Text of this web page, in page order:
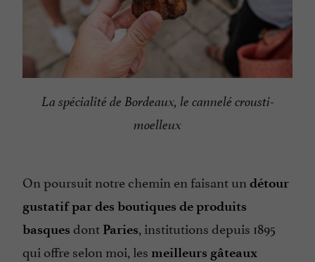
La spécialité de Bordeaux, le cannelé crousti-
moelleux
On poursuit notre chemin en faisant un détour
gustatif par des boutiques de produits
basques dont Paries, institutions depuis 1895
qui offre selon moi, les meilleurs gâteaux